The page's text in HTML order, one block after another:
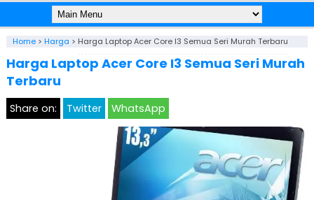
Home> Harga > Harga Laptop Acer Core I3 Semua Seri Murah Terbaru
Harga Laptop Acer Core I3 Semua Seri Murah
Terbaru
Share on: Twitter WhatsApp